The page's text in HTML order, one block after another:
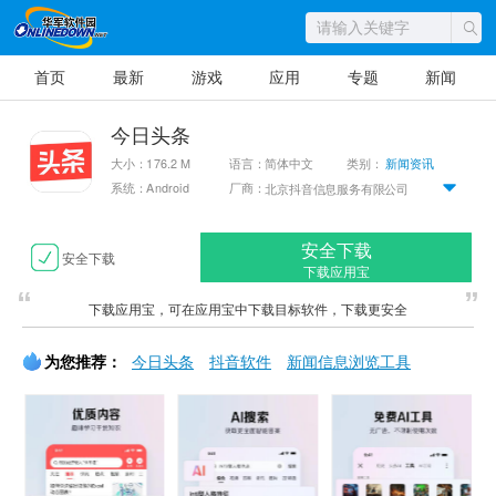
首页 最新 游戏 应用 专题 新闻
今日头条
大小：176.2 M 语言：简体中文 类别： 新闻资讯
系统：Android
厂商：北京抖音信息服务有限公司
安全下载 安全下载
下载应用宝
下载应用宝，可在应用宝中下载目标软件，下载更安全
为您推荐： 今日头条 抖音软件 新闻信息浏览工具